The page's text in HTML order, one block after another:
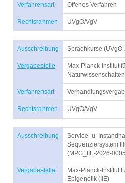
Verfahrensart Offenes Verfahren
Rechtsrahmen UVgO/VgV
Ausschreibung Sprachkurse
Vergabestelle
Max-Planck-Institut
Naturwissenschaften
Verfahrensart
Rechtsrahmen UVgO/VgV
Ausschreibung
Service- u.
Sequenziersystem
(MPG_IIE-2026-
Vergabestelle
Max-Planck-Institut
Epigenetik (IIE)